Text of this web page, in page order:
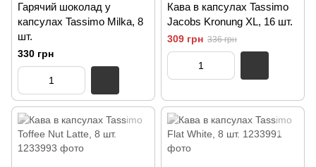
Гарячий шоколад у
капсулах Tassimo Milka, 8
шт.
330 грн
Кава в капсулах Tassimo
Jacobs Kronung XL, 16 шт.
309 грн 336 грн